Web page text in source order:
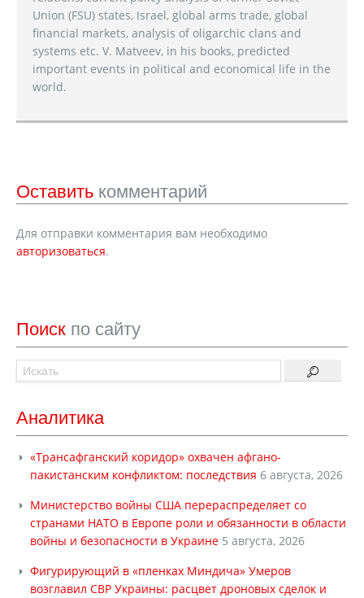
Union (FSU) states, Israel, global arms trade, global
financial markets, analysis of oligarchic clans and
systems etc. V. Matveev, in his books, predicted
important events in political and economical life in the
world.
Оставить комментарий
Для отправки комментария вам необходимо
авторизоваться.
Поиск по сайту
Аналитика
«Трансафганский коридор» охвачен афгано-
пакистанским конфликтом: последствия 6 августа, 2026
Министерство войны США перераспределяет со
странами НАТО в Европе роли и обязанности в области
войны и безопасности в Украине 5 августа, 2026
Фигурирующий в «пленках Миндича» Умеров
возглавил СВР Украины: расцвет дроновых сделок и